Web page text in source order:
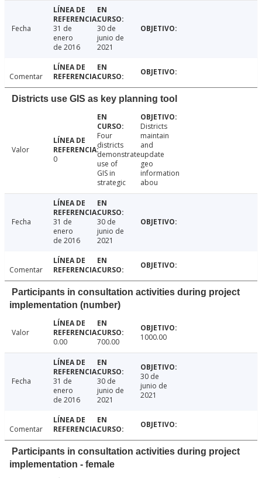
Fecha
31 de
enero
de 2016
30 de
junio de
2021
Comentar
Districts use GIS as key planning tool
Valor
0
Four
districts
demonstrate
use of
GIS in
strategic
Districts
maintain
and
update
geo
information
abou
Fecha
31 de
enero
de 2016
30 de
junio de
2021
Comentar
Participants in consultation activities during project
implementation (number)
Valor
0.00
700.00 1000.00
Fecha
31 de
enero
de 2016
30 de
junio de
2021
30 de
junio de
2021
Comentar
Participants in consultation activities during project
implementation - female